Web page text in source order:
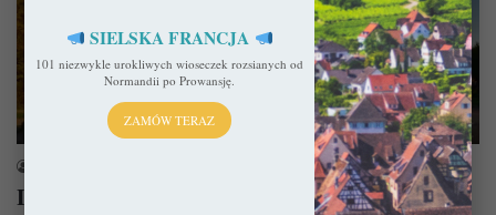
Niemcy
Lubeka – Królowa Hanzy
SIELSKA FRANCJA
101 niezwykle urokliwych wioseczek rozsianych od
Normandii po Prowansję.
ZAMÓW TERAZ